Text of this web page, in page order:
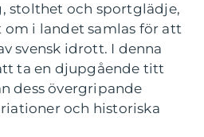
stolthet och sportglädje,
i landet samlas för att
svensk idrott. I denna
ta en djupgående titt
dess övergripande
och historiska